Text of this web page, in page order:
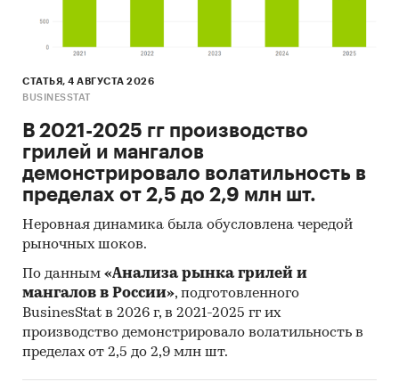
СТАТЬЯ, 4 АВГУСТА 2026
BUSINESSTAT
В 2021-2025 гг производство
грилей и мангалов
демонстрировало волатильность в
пределах от 2,5 до 2,9 млн шт.
Неровная динамика была обусловлена чередой
рыночных шоков.
По данным «Анализа рынка грилей и
мангалов в России», подготовленного
BusinesStat в 2026 г, в 2021-2025 гг их
производство демонстрировало волатильность в
пределах от 2,5 до 2,9 млн шт.